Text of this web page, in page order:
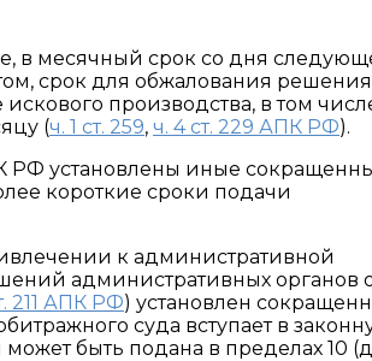
в месячный срок со дня
срок для обжалования решения
производства, в том
(ч. 1 ст. 259, ч. 4 ст. 229 АПК РФ).
установлены иные
короткие сроки подачи
к административной
административных органов
211 АПК РФ) установлен
суда вступает в
быть подана в пределах 10